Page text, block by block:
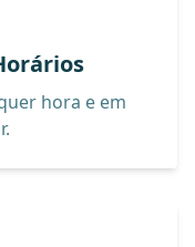
hora e em